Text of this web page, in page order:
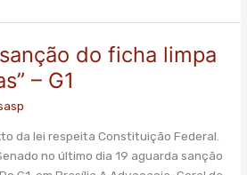
do ficha limpa
– G1
da lei respeita Constituição Federal.
no último dia 19 aguarda sanção